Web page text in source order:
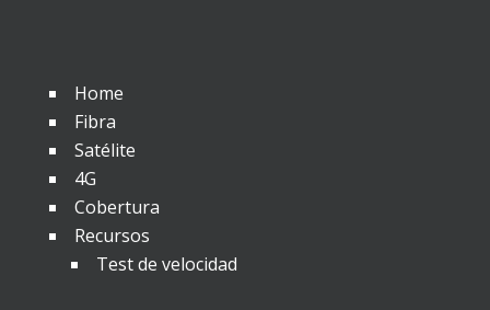
Home
Fibra
Satélite
4G
Cobertura
Recursos
Test de velocidad